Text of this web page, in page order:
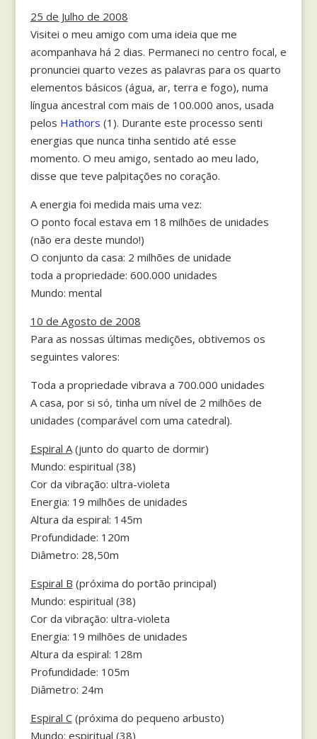
25 de Julho de 2008
Visitei o meu amigo com uma ideia que me
acompanhava há 2 dias. Permaneci no centro focal, e
pronunciei quarto vezes as palavras para os quarto
elementos básicos (água, ar, terra e fogo), numa
língua ancestral com mais de 100.000 anos, usada
pelos Hathors (1). Durante este processo senti
energias que nunca tinha sentido até esse
momento. O meu amigo, sentado ao meu lado,
disse que teve palpitações no coração.
A energia foi medida mais uma vez:
O ponto focal estava em 18 milhões de unidades
(não era deste mundo!)
O conjunto da casa: 2 milhões de unidade
toda a propriedade: 600.000 unidades
Mundo: mental
10 de Agosto de 2008
Para as nossas últimas medições, obtivemos os
seguintes valores:
Toda a propriedade vibrava a 700.000 unidades
A casa, por si só, tinha um nível de 2 milhões de
unidades (comparável com uma catedral).
Espiral A(junto do quarto de dormir)
Mundo: espiritual (38)
Cor da vibração: ultra-violeta
Energia: 19 milhões de unidades
Altura da espiral: 145m
Profundidade: 120m
Diâmetro: 28,50m
Espiral B (próxima do portão principal)
Mundo: espiritual (38)
Cor da vibração: ultra-violeta
Energia: 19 milhões de unidades
Altura da espiral: 128m
Profundidade: 105m
Diâmetro: 24m
Espiral C(próxima do pequeno arbusto)
Mundo: espiritual (38)